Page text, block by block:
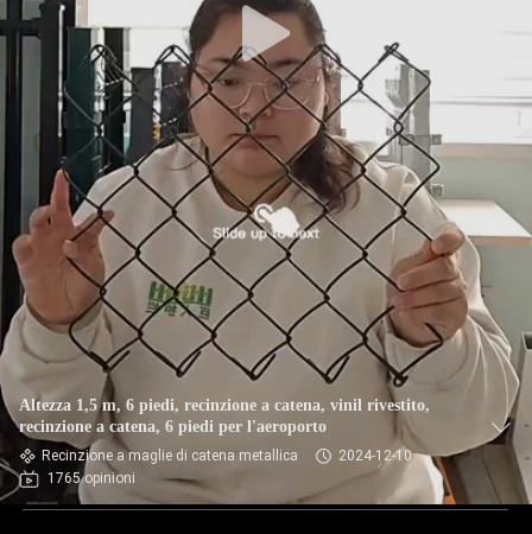
Altezza 1,5 m, 6 piedi, recinzione a catena, vinil rivestito,
recinzione a catena, 6 piedi per l'aeroporto
Recinzione a maglie di catena metallica
2024-12-10
1765 opinioni